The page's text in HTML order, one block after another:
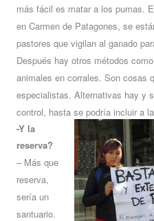
más fácil es matar a los pumas.
en Carmen de Patagones, se
pastores que vigilan al ganado
Después hay otros métodos
animales en corrales. Son cosas
especialistas. Alternativas hay y
control, hasta se podría incluir a
-Y la
reserva?
– Más que
reserva,
sería un
santuario.